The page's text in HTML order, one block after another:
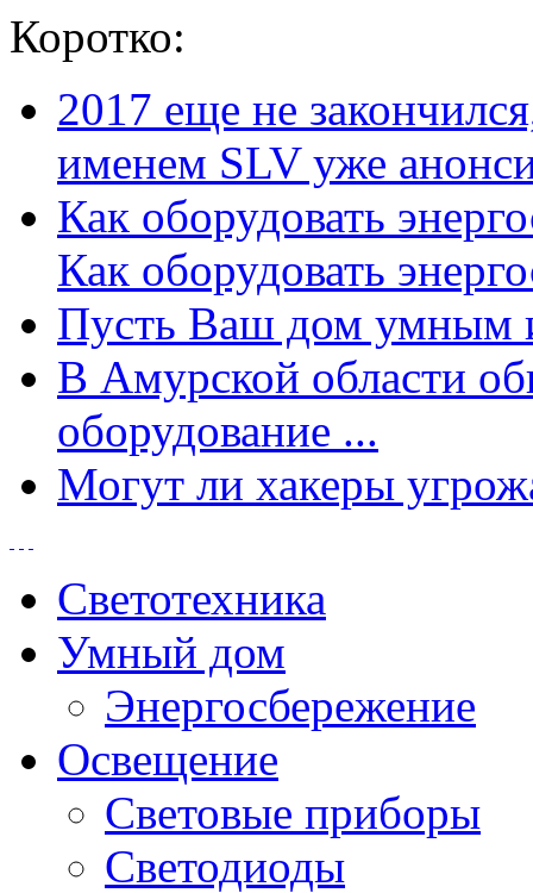
Коротко:
2017 еще не
именем SLV уже
Как оборудовать
Как оборудовать
Пусть Ваш дом умным
В Амурской области
оборудование ...
Могут ли хакеры
Светотехника
Умный дом
Энергосбережение
Освещение
Световые приборы
Светодиоды